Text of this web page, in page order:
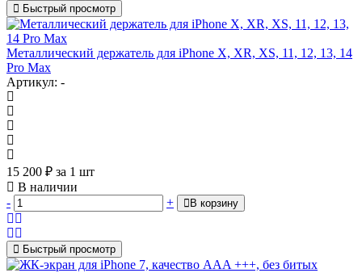
Быстрый просмотр
Металлический держатель для iPhone X, XR, XS, 11, 12, 13, 14
Pro Max
Артикул: -
15 200 ₽ за 1 шт
В наличии
-
+ В корзину
Быстрый просмотр